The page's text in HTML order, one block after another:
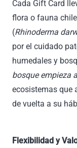
Cada Gift Card
flora o fauna
(Rhinoderma
por el cuidado
humedales y
bosque empieza
ecosistemas que
de vuelta a su
Flexibilidad y